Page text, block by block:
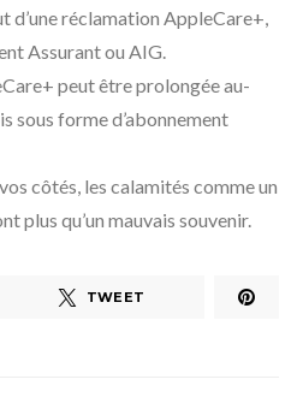
d’une réclamation AppleCare+,
Assurant ou AIG.
peut être prolongée au-
sous forme d’abonnement
côtés, les calamités comme un
plus qu’un mauvais souvenir.
TWEET